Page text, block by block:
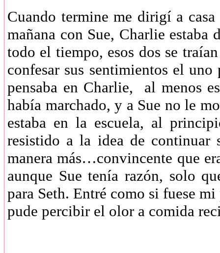
Cuando termine me dirigí a
mañana con Sue, Charlie
todo el tiempo, esos dos se
confesar sus sentimientos el
pensaba en Charlie, al menos
había marchado, y a Sue no le
estaba en la escuela, al
resistido a la idea de continuar
manera más…convincente que
aunque Sue tenía razón, solo
para Seth. Entré como si fuese
pude percibir el olor a comida